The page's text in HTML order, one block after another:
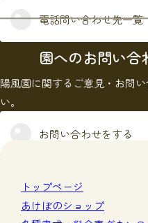
電話問い合わせ先一覧
園へのお問い合
陽風園に関するご意見・お問
い。
お問い合わせをする
トップページ
あけぼのショップ